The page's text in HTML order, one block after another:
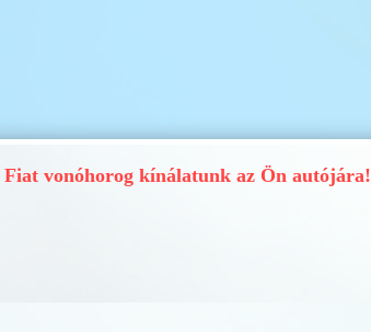
vonóhorog kínálatunk az Ön autójára!